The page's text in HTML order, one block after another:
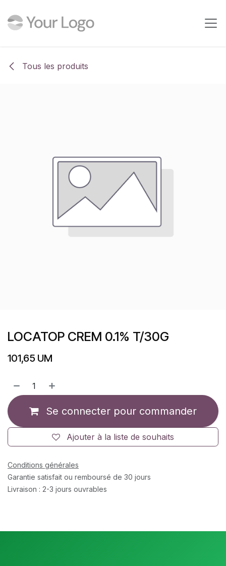
Tous les produits
LOCATOP CREM 0.1% T/30G
101,65 UM
Se connecter pour commander
Ajouter à la liste de souhaits
Conditions générales
Garantie satisfait ou remboursé de 30 jours
Livraison : 2-3 jours ouvrables